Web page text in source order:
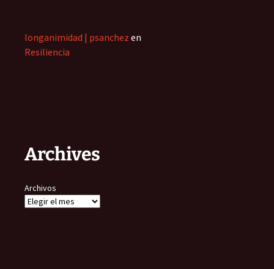
longanimidad | psanchez en
Resiliencia
Archives
Archivos